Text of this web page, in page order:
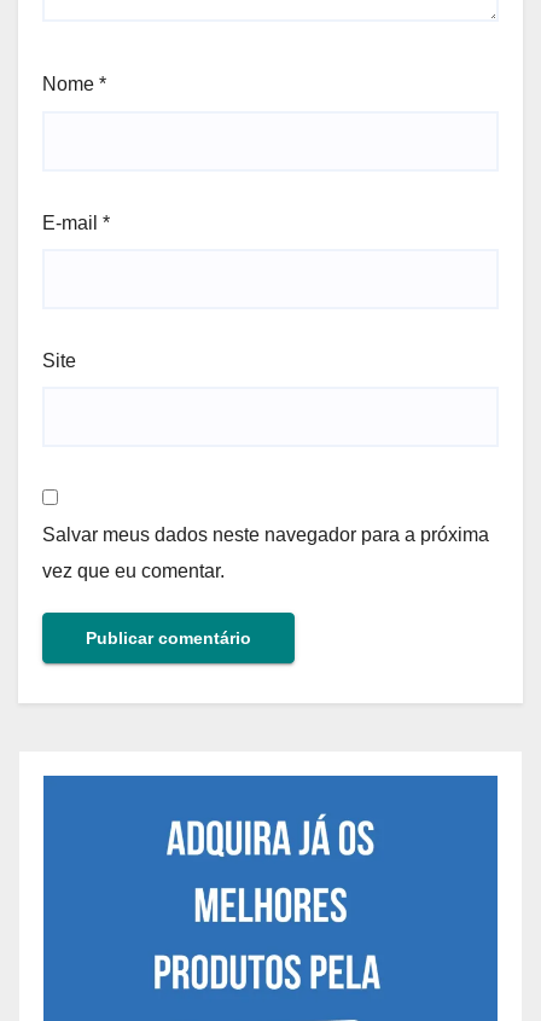
Nome *
E-mail *
Site
Salvar meus dados neste navegador para a próxima
vez que eu comentar.